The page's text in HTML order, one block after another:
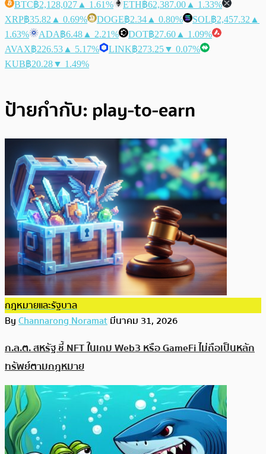
BTC฿2,128,027 ▲ 1.61% ETH฿62,387.00 ▲ 1.33%
XRP฿35.82 ▲ 0.69% DOGE฿2.34 ▲ 0.80% SOL฿2,457.32 ▲
1.63%
ADA฿6.48 ▲ 2.21% DOT฿27.60 ▲ 1.09%
AVAX฿226.53 ▲ 5.17% LINK฿273.25▼ 0.07%
KUB฿20.28▼ 1.49%
ป้ายกำกับ: play-to-earn
กฎหมายและรัฐบาล
ByChannarong Noramatมีนาคม 31, 2026
ก.ล.ต. สหรัฐ ชี้ NFT ในเกม Web3 หรือ GameFi ไม่ถือเป็นหลัก
ทรัพย์ตามกฎหมาย